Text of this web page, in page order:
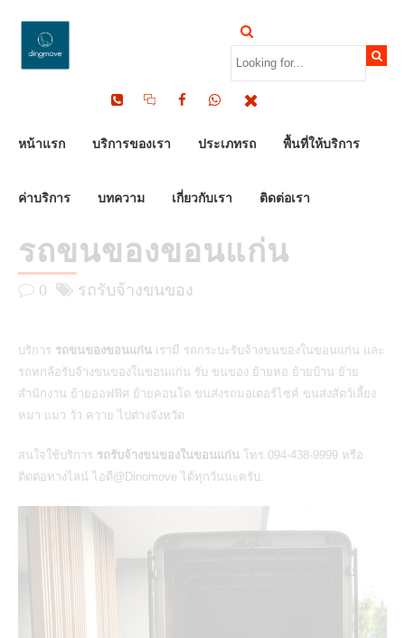
หน้าแรก บริการของเรา ประเภทรถ พื้นที่ให้บริการ
ค่าบริการ บทความ เกี่ยวกับเรา ติดต่อเรา
รถขนของขอนแก่น
0 รถรับจ้างขนของ
บริการ รถขนของขอนแก่น เรามี รถกระบะรับจ้างขนของในขอนแก่น และ
รถหกล้อรับจ้างขนของในขอนแก่น รับ ขนของ ย้ายหอ ย้ายบ้าน ย้าย
สำนักงาน ย้ายออฟฟิศ ย้ายคอนโด ขนส่งรถมอเตอร์ไซค์ ขนส่งสัตว์เลี้ยง
หมา แมว วัว ควาย ไปต่างจังหวัด
สนใจใช้บริการ รถรับจ้างขนของในขอนแก่น โทร.094-438-9999 หรือ
ติดต่อทางไลน์ ไอดี@Dinomove ได้ทุกวันนะครับ.